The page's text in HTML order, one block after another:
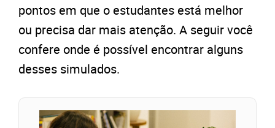
pontos em que o estudantes está melhor
ou precisa dar mais atenção. A seguir você
confere onde é possível encontrar alguns
desses simulados.